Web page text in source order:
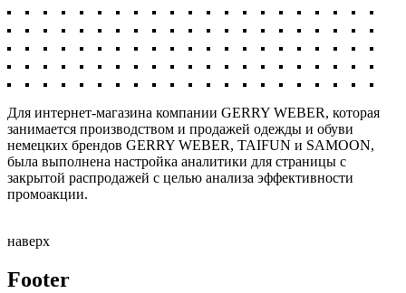
Для интернет-магазина компании GERRY WEBER, которая
занимается производством и продажей одежды и обуви
немецких брендов GERRY WEBER, TAIFUN и SAMOON,
была выполнена настройка аналитики для страницы с
закрытой распродажей с целью анализа эффективности
промоакции.
наверх
Footer